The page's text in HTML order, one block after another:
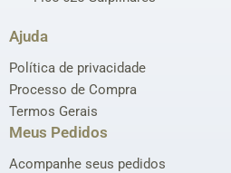
Ajuda
Política de privacidade
Processo de Compra
Termos Gerais
Meus Pedidos
Acompanhe seus pedidos